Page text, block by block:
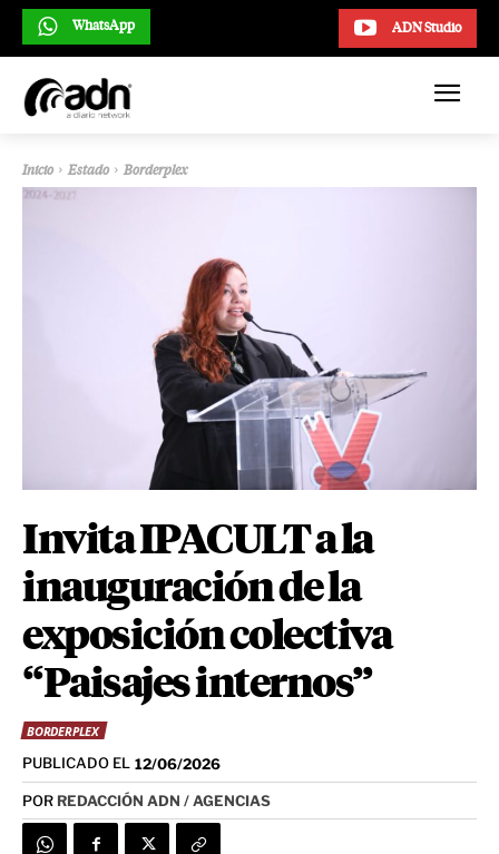
ADN Studio
WhatsApp
Inicio Estado Borderplex
Invita IPACULT a la
inauguración de la
exposición colectiva
“Paisajes internos”
BORDERPLEX
PUBLICADO EL 12/06/2026
POR REDACCIÓN ADN / AGENCIAS